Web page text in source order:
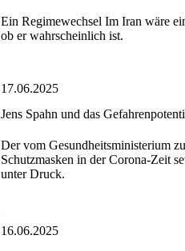
Ein Regimewechsel Im Iran wäre
ob er wahrscheinlich ist.
17.06.2025
Jens Spahn und das
Der vom Gesundheitsministerium
Schutzmasken in der Corona-Zeit
unter Druck.
16.06.2025